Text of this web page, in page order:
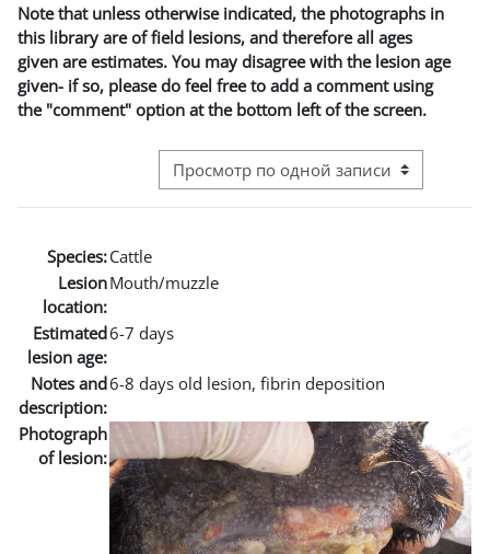
Note that unless otherwise indicated, the photographs in
this library are of field lesions, and therefore all ages
given are estimates. You may disagree with the lesion age
given- if so, please do feel free to add a comment using
the "comment" option at the bottom left of the screen.
Режим просмотра системы навигации
Species:Cattle
Lesion
location:
Mouth/muzzle
Estimated
lesion age:
6-7 days
Notes and
description:
6-8 days old lesion, fibrin deposition
Photograph
of lesion: